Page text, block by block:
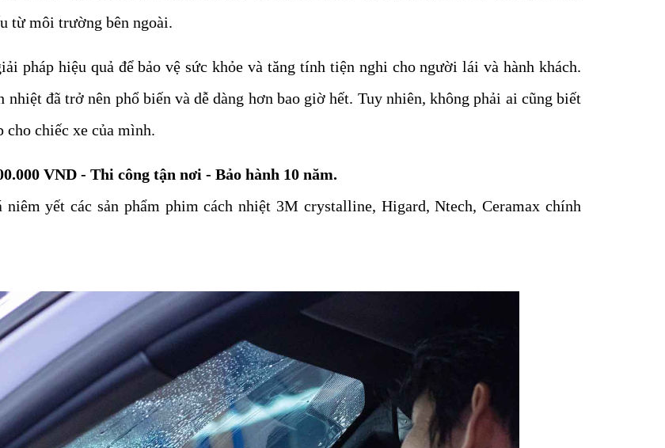
từ môi trường bên ngoài.
pháp hiệu quả để bảo vệ sức khỏe và tăng tính tiện nghi cho người lái và hành khách.
đã trở nên phổ biến và dễ dàng hơn bao giờ hết. Tuy nhiên, không phải ai cũng biết
cho chiếc xe của mình.
VND - Thi công tận nơi - Bảo hành 10 năm.
niêm yết các sản phẩm phim cách nhiệt 3M crystalline, Higard, Ntech, Ceramax chính